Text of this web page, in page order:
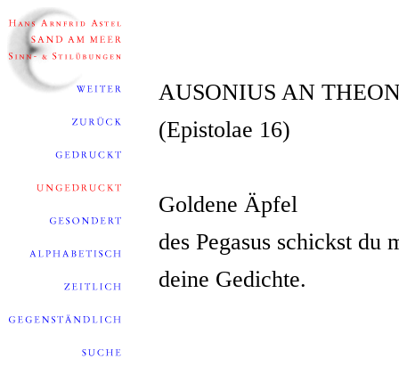
AUSONIUS AN
(Epistolae 16)
Goldene Äpfel
des Pegasus schickst du
deine Gedichte.